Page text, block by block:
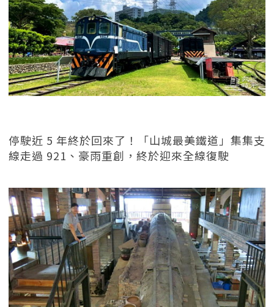
停駛近 5 年終於回來了！「山城最美鐵道」集集支
線走過 921、豪雨重創，終於迎來全線復駛